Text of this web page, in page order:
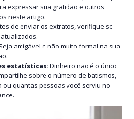
expressar sua gratidão e outros
neste artigo.
de enviar os extratos, verifique se
Seja amigável e não muito formal na sua
estatísticas: Dinheiro não é o único
sobre o número de batismos,
ou quantas pessoas você serviu no